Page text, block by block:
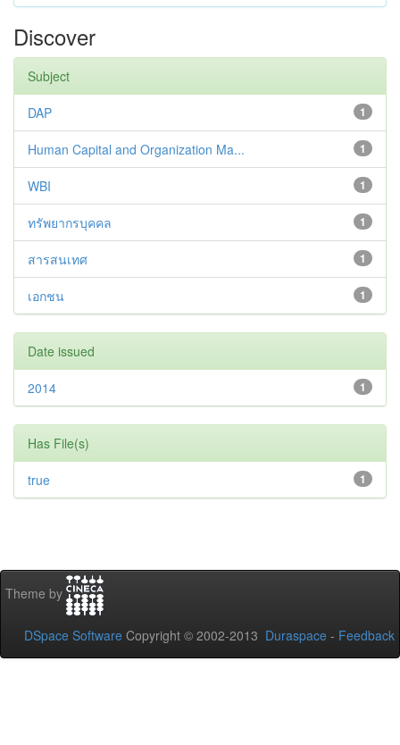
Discover
Subject
1
DAP
1
Human Capital and Organization Ma...
1
WBI
1
ทรัพยากรบุคคล
1
สารสนเทศ
1
เอกชน
Date issued
1
2014
Has File(s)
1
true
Theme by
DSpace Software Copyright © 2002-2013 Duraspace - Feedback